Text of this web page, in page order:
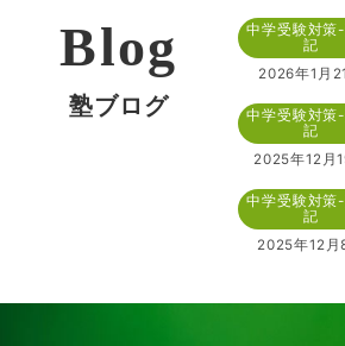
Blog
塾ブログ
中学受験対策-
記
2026年1月
中学受験対策-
記
2025年12月
中学受験対策-
記
2025年12月